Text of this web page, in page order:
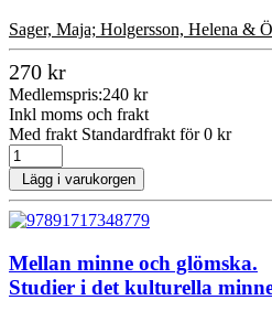
Sager, Maja; Holgersson, Helena &
270 kr
Medlemspris:240 kr
Inkl moms och frakt
Med frakt Standardfrakt för 0 kr
Lägg i varukorgen
Mellan minne och glömska.
Studier i det kulturella